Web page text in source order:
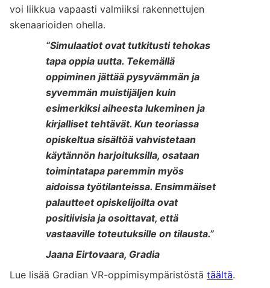
voi liikkua vapaasti valmiiksi rakennettujen
skenaarioiden ohella.
“Simulaatiot ovat tutkitusti tehokas
tapa oppia uutta. Tekemällä
oppiminen jättää pysyvämmän ja
syvemmän muistijäljen kuin
esimerkiksi aiheesta lukeminen ja
kirjalliset tehtävät. Kun teoriassa
opiskeltua sisältöä vahvistetaan
käytännön harjoituksilla, osataan
toimintatapa paremmin myös
aidoissa työtilanteissa. Ensimmäiset
palautteet opiskelijoilta ovat
positiivisia ja osoittavat, että
vastaaville toteutuksille on tilausta.”
Jaana Eirtovaara, Gradia
Lue lisää Gradian VR-oppimisympäristöstä täältä.